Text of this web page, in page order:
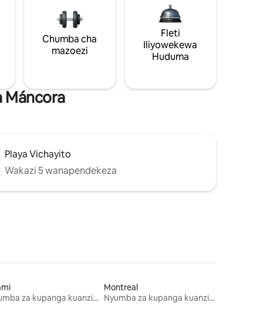
Chumba cha
mazoezi
Fleti
Iliyowekewa
Huduma
Máncora
Playa Vichayito
Wakazi 5 wanapendekeza
Nyumba za kupanga kuanzia mwezi mmoja
Montreal
Nyumba za kupanga kuanzia mwezi mmoja